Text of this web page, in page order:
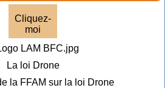
Cliquez-
moi
La loi Drone
la FFAM sur la loi Drone